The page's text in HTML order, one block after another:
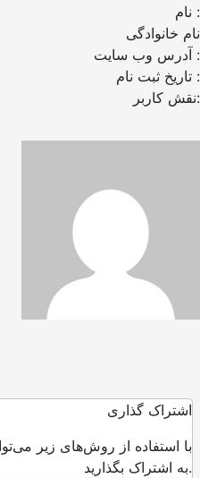
نام :
نام خانوادگی
آدرس وب سایت :
تاریخ ثبت نام :
نقش کاربر:
اشتراک گذاری
با استفاده از روش‌های زیر
به اشتراک بگذارید.